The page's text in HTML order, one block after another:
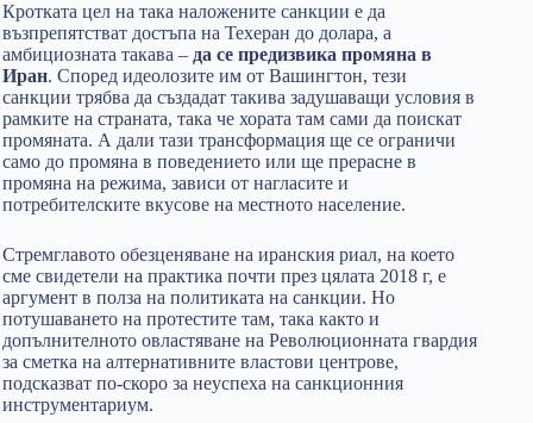
Кротката цел на така наложените санкции е да
възпрепятстват достъпа на Техеран до долара, а
амбициозната такава – да се предизвика промяна в
Иран. Според идеолозите им от Вашингтон, тези
санкции трябва да създадат такива задушаващи условия в
рамките на страната, така че хората там сами да поискат
промяната. А дали тази трансформация ще се ограничи
само до промяна в поведението или ще прерасне в
промяна на режима, зависи от нагласите и
потребителските вкусове на местното население.
Стремглавото обезценяване на иранския риал, на което
сме свидетели на практика почти през цялата 2018 г, е
аргумент в полза на политиката на санкции. Но
потушаването на протестите там, така както и
допълнителното овластяване на Революционната гвардия
за сметка на алтернативните властови центрове,
подсказват по-скоро за неуспеха на санкционния
инструментариум.